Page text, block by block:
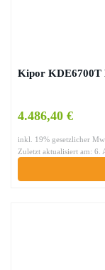
Kipor KDE6700T
4.486,40 €
inkl. 19% gesetzlicher
Zuletzt aktualisiert am: 6.